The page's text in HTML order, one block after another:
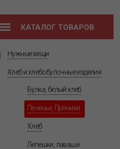
КАТАЛОГ ТОВАРОВ
Нужные вещи
Хлеб и хлебобулочные изделия
Булка, белый хлеб
Печенье, Пряники
Хлеб
Лепешки, лаваши